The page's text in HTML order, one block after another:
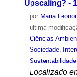
Upscaling? -
por Maria
última
Ciências
Sociedade,
Sustentabilidade,
Localizado